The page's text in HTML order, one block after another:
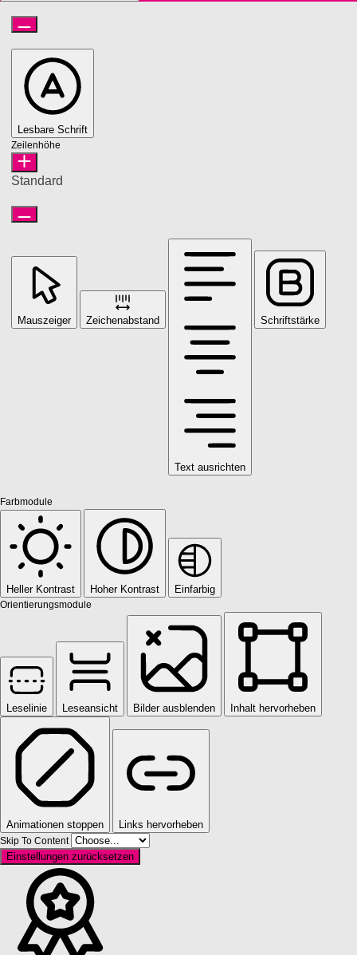
Lesbare Schrift
Zeilenhöhe
Standard
Mauszeiger Zeichenabstand
Text ausrichten
Schriftstärke
Farbmodule
Heller Kontrast Hoher Kontrast Einfarbig
Orientierungsmodule
Leselinie Leseansicht Bilder ausblenden Inhalt hervorheben
Animationen stoppen Links hervorheben
Skip To Content
Einstellungen zurücksetzen